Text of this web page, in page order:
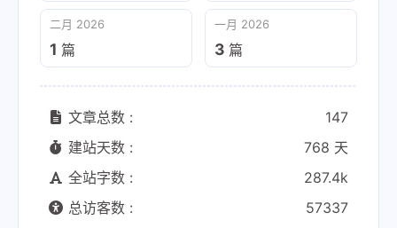
二月 2026
1 篇
一月 2026
3 篇
文章总数 :
147
建站天数 :
768 天
全站字数 :
287.4k
总访客数 :
57337